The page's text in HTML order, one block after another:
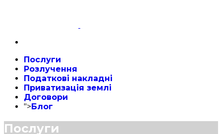
Послуги
Розлучення
Податкові накладні
Приватизація землі
Договори
">Блог
Послуги